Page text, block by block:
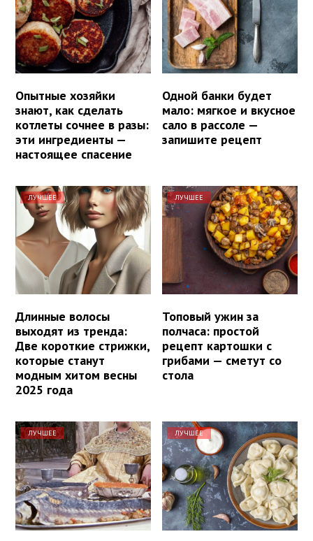
Опытные хозяйки
знают, как сделать
котлеты сочнее в разы:
эти ингредиенты —
настоящее спасение
Одной банки будет
мало: мягкое и вкусное
сало в рассоле —
запишите рецепт
ЛУЧШЕЕ
Длинные волосы
выходят из тренда:
Две короткие стрижки,
которые станут
модным хитом весны
2025 года
ЛУЧШЕЕ
Топовый ужин за
полчаса: простой
рецепт картошки с
грибами — сметут со
стола
ЛУЧШЕЕ ЛУЧШЕЕ